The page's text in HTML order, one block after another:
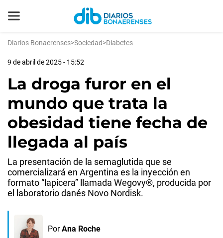
Diarios Bonaerenses>Sociedad>Diabetes
9 de abril de 2025 - 15:52
La droga furor en el
mundo que trata la
obesidad tiene fecha de
llegada al país
La presentación de la semaglutida que se
comercializará en Argentina es la inyección en
formato “lapicera” llamada Wegovy®, producida por
el laboratorio danés Novo Nordisk.
Por Ana Roche